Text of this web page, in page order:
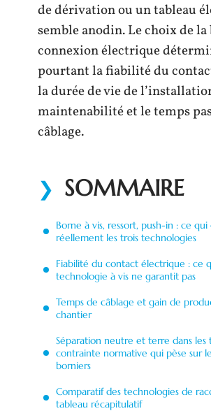
de dérivation ou un tableau
semble anodin. Le choix de la
connexion électrique
pourtant la fiabilité du
la durée de vie de
maintenabilité et le temps
câblage.
SOMMAIRE
Borne à vis, ressort, push-in : ce qui
réellement les trois technologies
Fiabilité du contact électrique : ce
technologie à vis ne garantit pas
Temps de câblage et gain de
chantier
Séparation neutre et terre dans les
contrainte normative qui pèse sur
borniers
Comparatif des technologies de
tableau récapitulatif